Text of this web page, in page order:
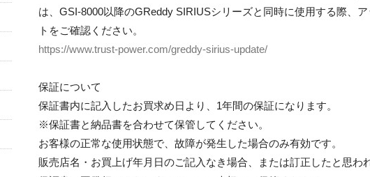
は、GSI-8000以降のGReddy SIRIUSシリーズと同時に使用する際、
トをご確認ください。
https://www.trust-power.com/greddy-sirius-update/
保証について
保証書内に記入したお買求め日より、1年間の保証になります。
※保証書と納品書を合わせて保管してください。
お客様の正常な使用状態で、故障が発生した場合のみ有効です。
販売店名・お買上げ年月日のご記入なき場合、または訂正したと思わ